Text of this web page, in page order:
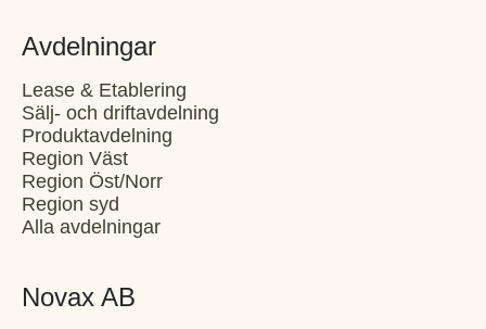
Avdelningar
Lease & Etablering
Sälj- och driftavdelning
Produktavdelning
Region Väst
Region Öst/Norr
Region syd
Alla avdelningar
Novax AB